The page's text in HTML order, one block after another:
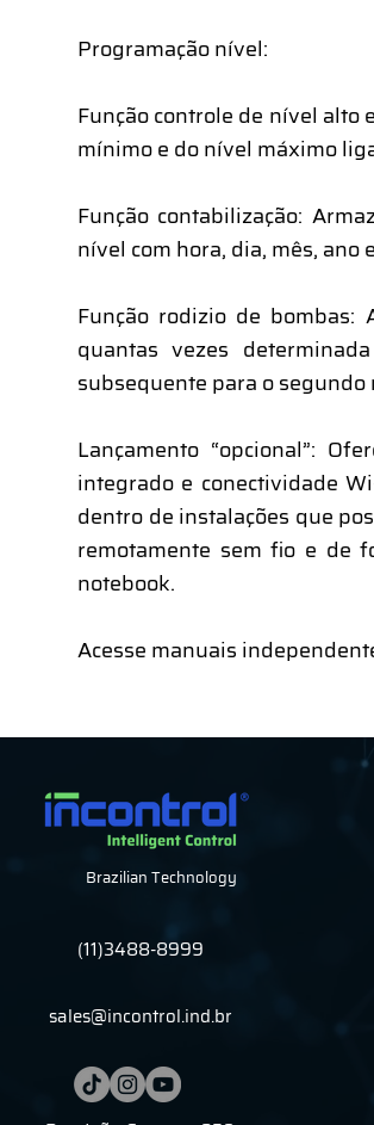
Programação nível:
Função controle de nível alto
mínimo e do nível máximo
Função contabilização:
nível com hora, dia, mês, ano
Função rodizio de
quantas vezes
subsequente para o
Lançamento “opcional”:
integrado e conectividade
dentro de instalações que
remotamente sem fio e de
notebook.
Acesse manuais
Brazilian Technology
(11)3488-8999
sales@incontrol.ind.br